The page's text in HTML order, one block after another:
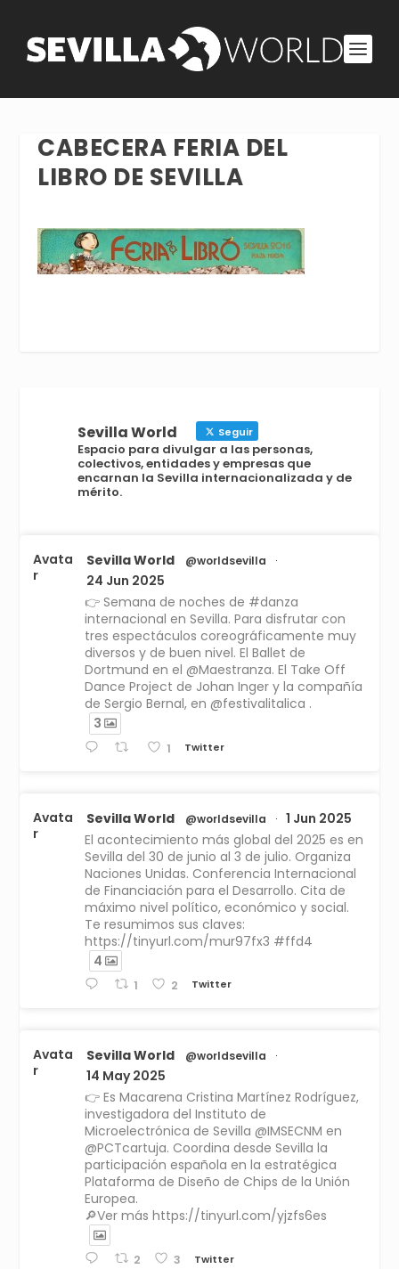
CABECERA FERIA DEL
LIBRO DE SEVILLA
Sevilla World Seguir
Espacio para divulgar a las personas,
colectivos, entidades y empresas que
encarnan la Sevilla internacionalizada y de
mérito.
Avata
r
Sevilla World @worldsevilla ·
24 Jun 2025
👉 Semana de noches de #danza
internacional en Sevilla. Para disfrutar con
tres espectáculos coreográficamente muy
diversos y de buen nivel. El Ballet de
Dortmund en el @Maestranza. El Take Off
Dance Project de Johan Inger y la compañía
de Sergio Bernal, en @festivalitalica .
3
1 Twitter
Avata
r
Sevilla World @worldsevilla ·
1 Jun 2025
El acontecimiento más global del 2025 es en
Sevilla del 30 de junio al 3 de julio. Organiza
Naciones Unidas. Conferencia Internacional
de Financiación para el Desarrollo. Cita de
máximo nivel político, económico y social.
Te resumimos sus claves:
https://tinyurl.com/mur97fx3 #ffd4
4
1 2 Twitter
Avata
r
Sevilla World @worldsevilla ·
14 May 2025
👉 Es Macarena Cristina Martínez Rodríguez,
investigadora del Instituto de
Microelectrónica de Sevilla @IMSECNM en
@PCTcartuja. Coordina desde Sevilla la
participación española en la estratégica
Plataforma de Diseño de Chips de la Unión
Europea.
🔎Ver más https://tinyurl.com/yjzfs6es
2 3 Twitter